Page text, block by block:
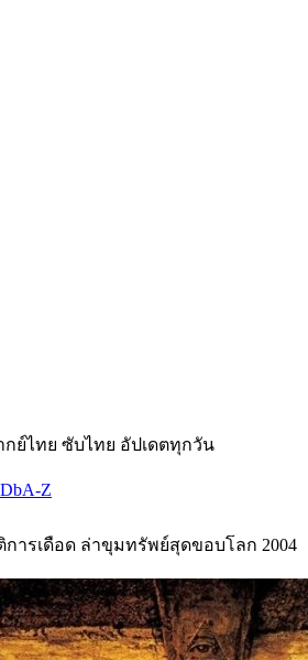
ย์ไทย ซับไทย อัปเดตทุกวัน
A-Z
ารเดือด ล่าขุมทรัพย์สุดขอบโลก 2004